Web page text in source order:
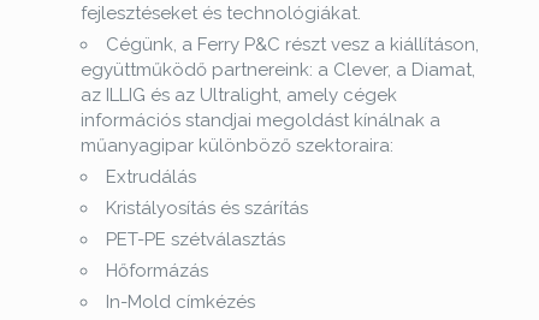
fejlesztéseket és technológiákat.
Cégünk, a Ferry P&C részt vesz a kiállításon,
együttműködő partnereink: a Clever, a Diamat,
az ILLIG és az Ultralight, amely cégek
információs standjai megoldást kínálnak a
műanyagipar különböző szektoraira:
Extrudálás
Kristályosítás és szárítás
PET-PE szétválasztás
Hőformázás
In-Mold címkézés